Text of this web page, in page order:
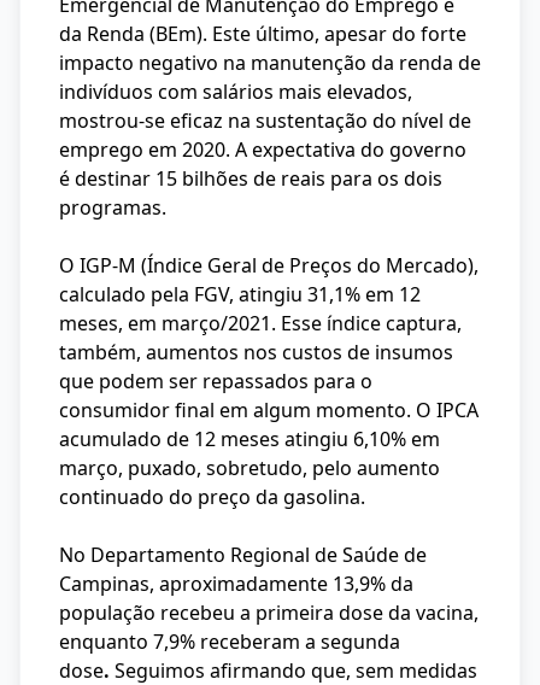
da Renda (BEm). Este último, apesar do forte
impacto negativo na manutenção da renda de
indivíduos com salários mais elevados,
mostrou-se eficaz na sustentação do nível de
emprego em 2020. A expectativa do governo
é destinar 15 bilhões de reais para os dois
programas.
O IGP-M (Índice Geral de Preços do Mercado),
calculado pela FGV, atingiu 31,1% em 12
meses, em março/2021. Esse índice captura,
também, aumentos nos custos de insumos
que podem ser repassados para o
consumidor final em algum momento. O IPCA
acumulado de 12 meses atingiu 6,10% em
março, puxado, sobretudo, pelo aumento
continuado do preço da gasolina.
No Departamento Regional de Saúde de
Campinas, aproximadamente 13,9% da
população recebeu a primeira dose da vacina,
enquanto 7,9% receberam a segunda
dose. Seguimos afirmando que, sem medidas